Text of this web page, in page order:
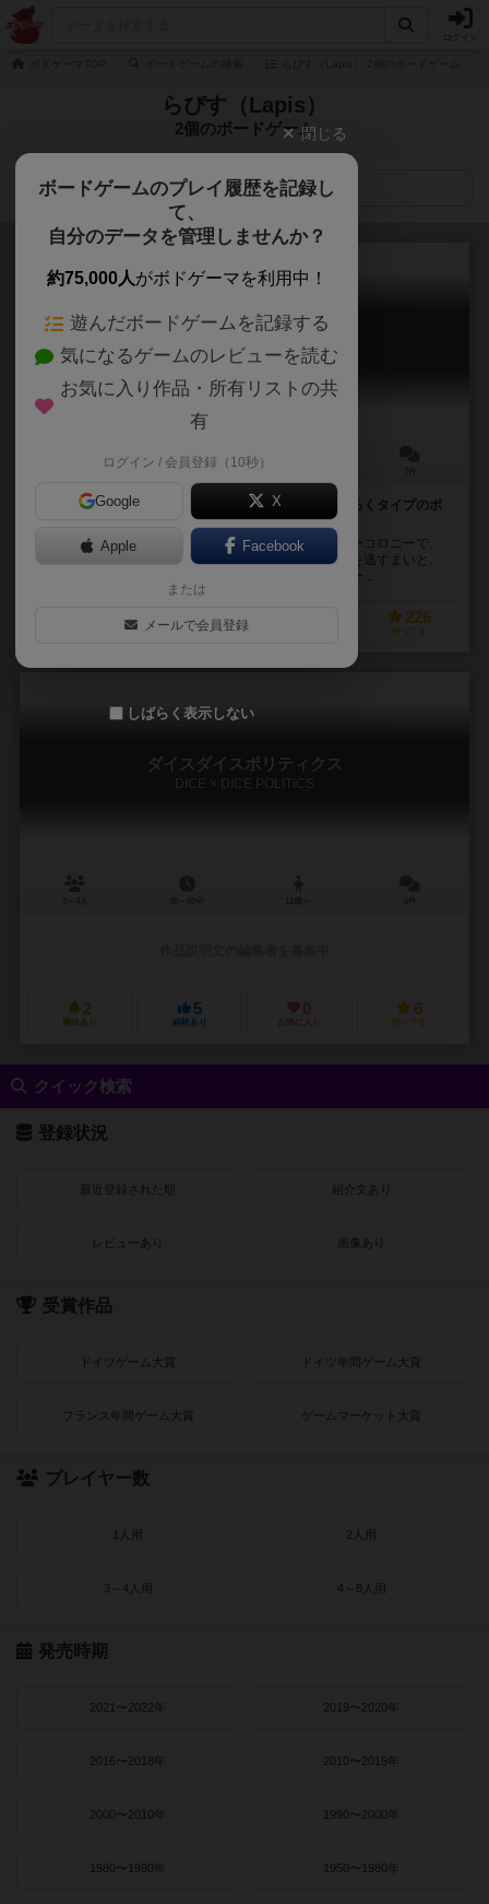
らぴす（Lapis）
2個のボードゲーム
検索メニュー
スノーコロニー
Snow Colony
30～60分
自身の駒が周回する道（マス）を発展させていくすごろくタイプのボ
スノーコロニーは、ペンギンが暮らす極夜の雪国スノーコロニーで、
小さな町の町長となり、観光客が増えているチャンスを逃すまいと、
町の発展を目指し、国一番の観光地を目指すボードゲー...
254
経験あり
226
持ってる
ダイスダイスポリティクス
DICE × DICE POLITICS
2
興味あり
5
経験あり
0
お気に入り
6
持ってる
クイック検索
登録状況
最近登録された順 紹介文あり
レビューあり 画像あり
受賞作品
ドイツゲーム大賞 ドイツ年間ゲーム大賞
フランス年間ゲーム大賞 ゲームマーケット大賞
プレイヤー数
1人用 2人用
3～4人用 4～8人用
発売時期
2021〜2022年 2019〜2020年
2016〜2018年 2010〜2015年
2000〜2010年 1990〜2000年
1980〜1990年 1950〜1980年
閉じる
ボードゲームのプレイ履歴を記録し
て、
自分のデータを管理しませんか？
約75,000人がボドゲーマを利用中！
遊んだボードゲームを記録する
気になるゲームのレビューを読む
お気に入り作品・所有リストの共
有
ログイン / 会員登録（10秒）
Google X
Apple Facebook
または
メールで会員登録
しばらく表示しない